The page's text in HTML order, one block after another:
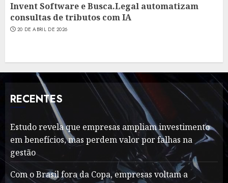
Invent Software e Busca.Legal automatizam
consultas de tributos com IA
20 DE ABRIL DE 2026
RECENTES
Estudo revela que empresas ampliam investimento
em benefícios, mas perdem valor por falhas na
gestão
Com o Brasil fora da Copa, empresas voltam a